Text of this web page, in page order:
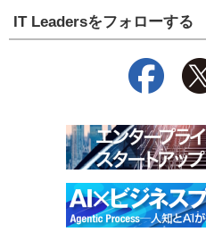
IT Leadersをフォローする